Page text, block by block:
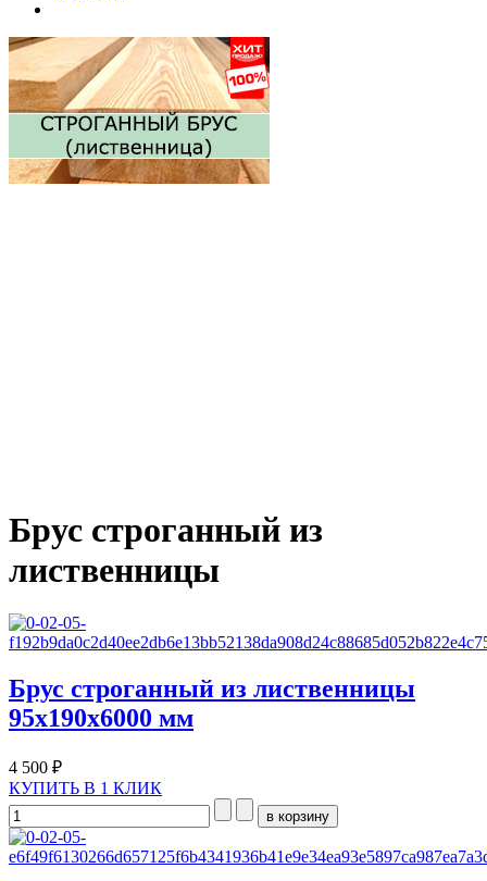
Брус строганный из
лиственницы
Брус строганный из лиственницы
95х190х6000 мм
4 500 ₽
КУПИТЬ В 1 КЛИК